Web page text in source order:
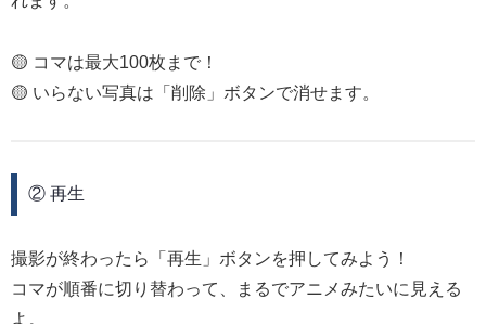
🟡 コマは最大100枚まで！
🟡 いらない写真は「削除」ボタンで消せます。
② 再生
撮影が終わったら「再生」ボタンを押してみよう！
コマが順番に切り替わって、まるでアニメみたいに見える
よ。